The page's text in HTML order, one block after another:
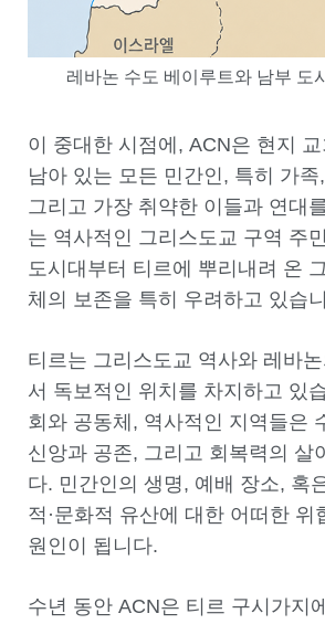
레바논 수도 베이루트와 남부 도
이 중대한 시점에, ACN은 현지
남아 있는 모든 민간인, 특히 가
그리고 가장 취약한 이들과 연대
는 역사적인 그리스도교 구역 주
도시대부터 티르에 뿌리내려 온
체의 보존을 특히 우려하고 있습
티르는 그리스도교 역사와 레바
서 독보적인 위치를 차지하고 있
회와 공동체, 역사적인 지역들은
신앙과 공존, 그리고 회복력의 살
다. 민간인의 생명, 예배 장소, 혹
적·문화적 유산에 대한 어떠한 위
원인이 됩니다.
수년 동안 ACN은 티르 구시가지